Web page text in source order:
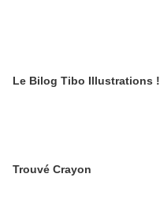
Le Bilog Tibo Illustrations !
Trouvé Crayon